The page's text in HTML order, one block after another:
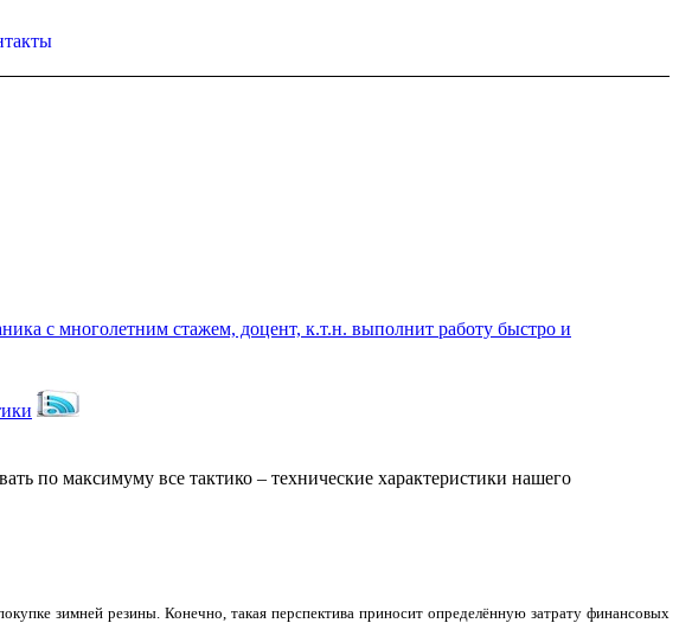
с многолетним стажем, доцент, к.т.н. выполнит работу быстро и
по максимуму все тактико – технические характеристики нашего
зимней резины. Конечно, такая перспектива приносит определённую затрату финансовых